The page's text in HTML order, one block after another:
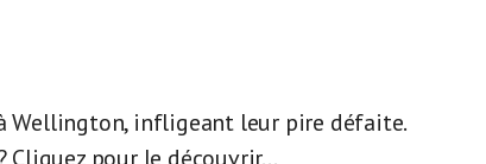
Wellington, infligeant leur pire défaite.